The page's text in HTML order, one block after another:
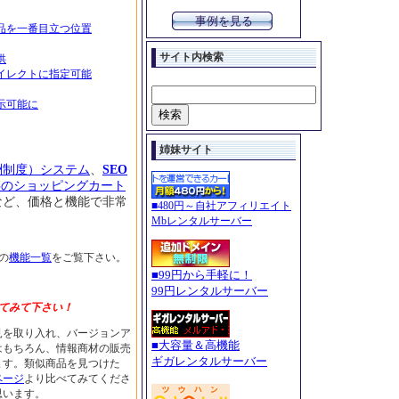
を一番目立つ位置
レクトに指定可能
可能に
度）システム、 SEO
ショッピングカート
ど、価格と機能で非常
機能一覧をご覧下さい。
みて下さい！
取り入れ、バージョンア
ちろん、情報商材の販売
。類似商品を見つけた
ジより比べてみてくださ
ます。
事例を見る
サイト内検索
姉妹サイト
■480円～自社アフィリエイト
Mbレンタルサーバー
■99円から手軽に！
99円レンタルサーバー
■大容量＆高機能
ギガレンタルサーバー